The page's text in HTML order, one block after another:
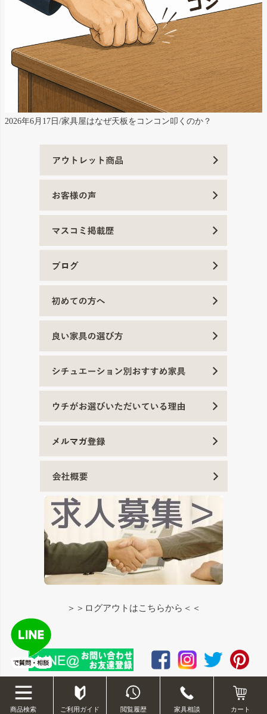
2026年6月17日/家具屋はなぜ天板をコンコン叩くのか？
＞＞ログアウトはこちらから＜＜
©2012-2020 okawakagu.com
商品検索 ご利用ガイド 閲覧履歴 家具相談 カート